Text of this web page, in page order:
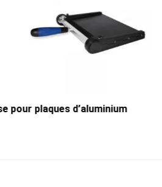
pour plaques d’aluminium